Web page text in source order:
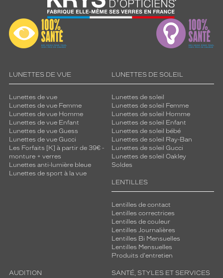
LUNETTES DE VUE
Lunettes de vue
Lunettes de vue Femme
Lunettes de vue Homme
Lunettes de vue Enfant
Lunettes de vue Guess
Lunettes de vue Gucci
Les Forfaits [K] à partir de 39€ -
monture + verres
Lunettes anti-lumière bleue
Lunettes de sport à la vue
LUNETTES DE SOLEIL
Lunettes de soleil
Lunettes de soleil Femme
Lunettes de soleil Homme
Lunettes de soleil Enfant
Lunettes de soleil bébé
Lunettes de soleil Ray-Ban
Lunettes de soleil Gucci
Lunettes de soleil Oakley
Soldes
LENTILLES
Lentilles de contact
Lentilles correctrices
Lentilles de couleur
Lentilles Journalières
Lentilles Bi Mensuelles
Lentilles Mensuelles
Produits d'entretien
AUDITION SANTÉ, STYLES ET SERVICES